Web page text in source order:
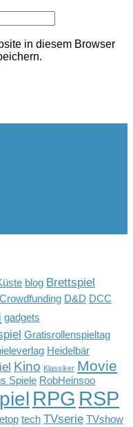
in diesem Browser
blog Brettspiel
Crowdfunding D&D DCC
gadgets
Gratisrollenspieltag
Heidelbär
Kino Klassiker Movie
Spiele RobHeinsoo
RPG RSP
tech TVserie TVshow